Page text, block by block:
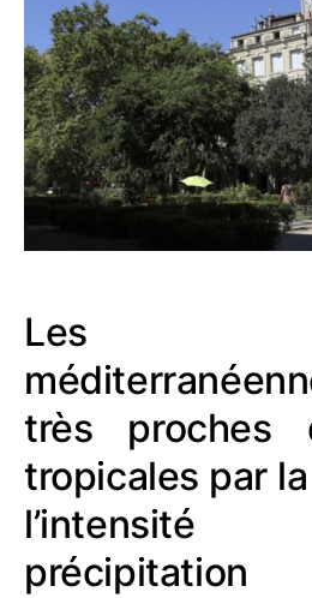
Les
très proches
tropicales par
précipitation